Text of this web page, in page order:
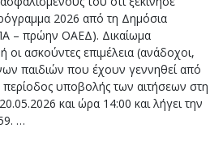
Plasma
2026 από τη Δημόσια
– πρώην ΟΑΕΔ). Δικαίωμα
οι ασκούντες επιμέλεια (ανάδοχοι,
παιδιών που έχουν γεννηθεί από
υποβολής των αιτήσεων στη
και ώρα 14:00 και λήγει την
…